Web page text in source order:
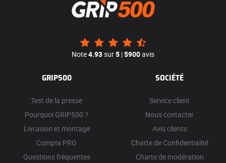
Note4.93sur5 |5900avis
GRIP500
Test de la presse
Pourquoi GRIP500 ?
Livraison et montage
Compte PRO
Questions fréquentes
SOCIÉTÉ
Service client
Nous contacter
Avis clients
Charte de Confidentialité
Charte de modération